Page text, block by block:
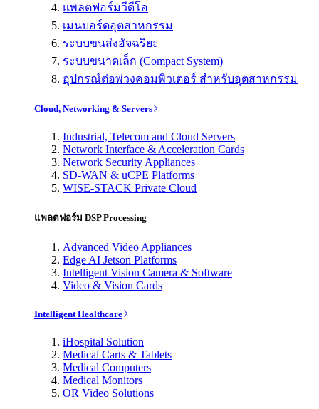
แพลตฟอร์มวีดีโอ
เมนบอร์ดอุตสาหกรรม
ระบบขนส่งอัจฉริยะ
ระบบขนาดเล็ก (Compact System)
อุปกรณ์ต่อพ่วงคอมพิวเตอร์ สำหรับอุตสาหกรรม
Cloud, Networking & Servers
Industrial, Telecom and Cloud Servers
Network Interface & Acceleration Cards
Network Security Appliances
SD-WAN & uCPE Platforms
WISE-STACK Private Cloud
แพลตฟอร์ม DSP Processing
Advanced Video Appliances
Edge AI Jetson Platforms
Intelligent Vision Camera & Software
Video & Vision Cards
Intelligent Healthcare
iHospital Solution
Medical Carts & Tablets
Medical Computers
Medical Monitors
OR Video Solutions